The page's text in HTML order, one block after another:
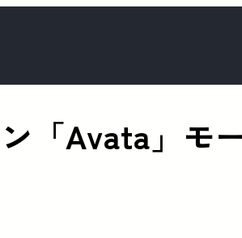
「Avata」モ